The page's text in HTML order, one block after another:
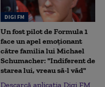
DIGI FM
Un fost pilot de Formula 1
face un apel emoționant
către familia lui Michael
Schumacher: "Indiferent de
starea lui, vreau să-l văd"
Descarcă aplicația Digi FM